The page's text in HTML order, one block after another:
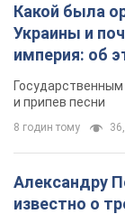
Какой была
Украины и
империя: об
и припев песни
8 годин тому
Александру
известно о